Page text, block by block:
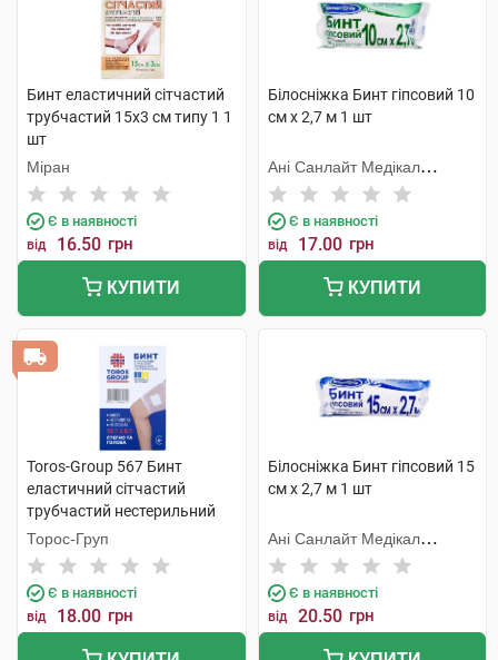
Бинт еластичний сітчастий
трубчастий 15х3 см типу 1 1
шт
Міран
Є в наявності
від 16.50 грн
КУПИТИ
Білосніжка Бинт гіпсовий 10
см х 2,7 м 1 шт
Ані Санлайт Медікал
Продактс
Є в наявності
від 17.00 грн
КУПИТИ
Toros-Group 567 Бинт
еластичний сітчастий
трубчастий нестерильний
15х5 см стегно та голова 1
шт
Торос-Груп
Є в наявності
від 18.00 грн
Білосніжка Бинт гіпсовий 15
см х 2,7 м 1 шт
Ані Санлайт Медікал
Продактс
Є в наявності
від 20.50 грн